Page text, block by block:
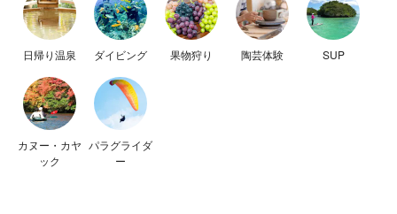
日帰り温泉 ダイビング 果物狩り 陶芸体験 SUP
カヌー・カヤ
ック
パラグライダ
ー